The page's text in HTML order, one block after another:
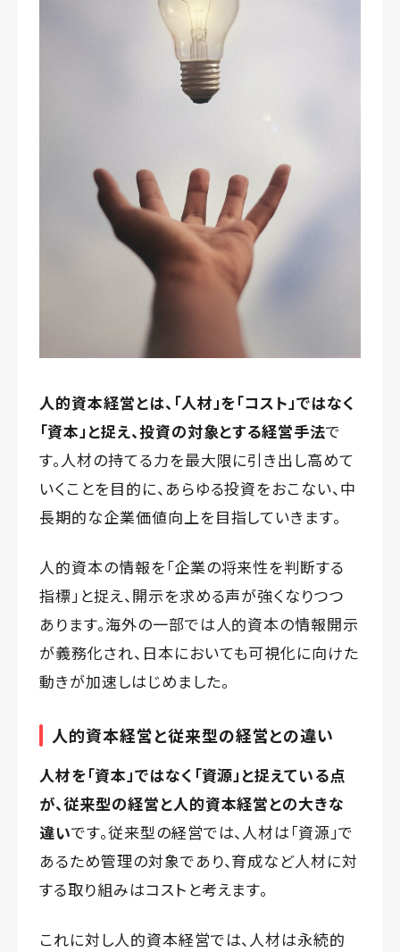
人的資本経営とは、「人材」を「コスト」ではなく
「資本」と捉え、投資の対象とする経営手法で
す。人材の持てる力を最大限に引き出し高めて
いくことを目的に、あらゆる投資をおこない、中
長期的な企業価値向上を目指していきます。
人的資本の情報を「企業の将来性を判断する
指標」と捉え、開示を求める声が強くなりつつ
あります。海外の一部では人的資本の情報開示
が義務化され、日本においても可視化に向けた
動きが加速しはじめました。
人的資本経営と従来型の経営との違い
人材を「資本」ではなく「資源」と捉えている点
が、従来型の経営と人的資本経営との大きな
違いです。従来型の経営では、人材は「資源」で
あるため管理の対象であり、育成など人材に対
する取り組みはコストと考えます。
これに対し人的資本経営では、人材は永続的